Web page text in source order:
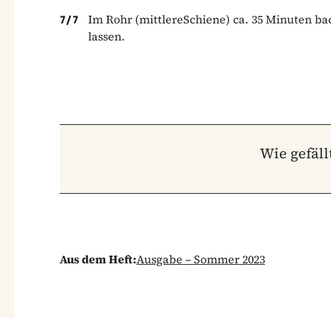
7/7
Im Rohr (mittlereSchiene) ca. 35 Minuten
lassen.
Wie
Aus dem Heft:Ausgabe – Sommer 2023